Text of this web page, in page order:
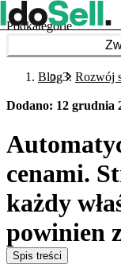
Podkategorie
Blog Rozwój
Dodano: 12 grudnia
cenami.
każdy
powinien
Spis treści